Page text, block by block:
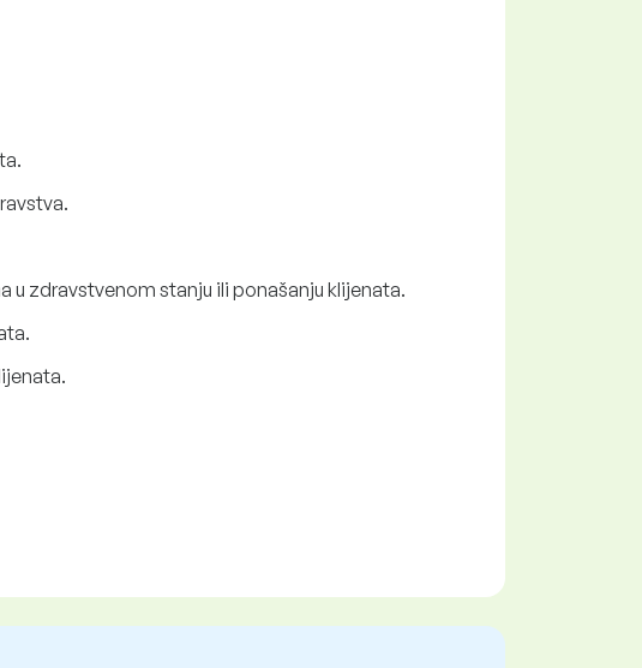
zdravstvenom stanju ili ponašanju klijenata.